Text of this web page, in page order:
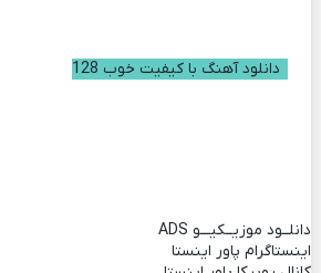
دانلود آهنگ با کیفیت خوب 128
دانلــود موزیــکیـــو ADS
اینستاگرام پاور اینستا